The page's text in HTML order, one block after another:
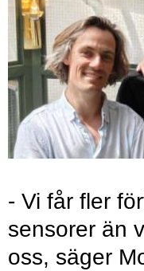
- Vi får fler
sensorer än
oss, säger